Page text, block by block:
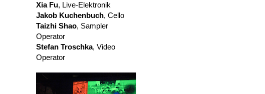
Xia Fu, Live-Elektronik
Jakob Kuchenbuch, Cello
Taizhi Shao, Sampler
Operator
Stefan Troschka, Video
Operator